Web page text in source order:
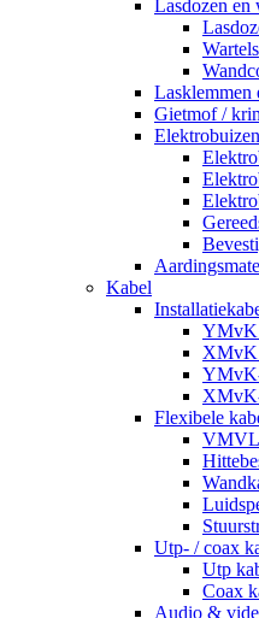
Lasdozen en
Wartels
Lasklemmen
Gietmof /
Elektrobuizen
Kabel
YMvK
XMvK
Flexibele
VMVL
Utp- / coax
Utp
Coax
Audio &